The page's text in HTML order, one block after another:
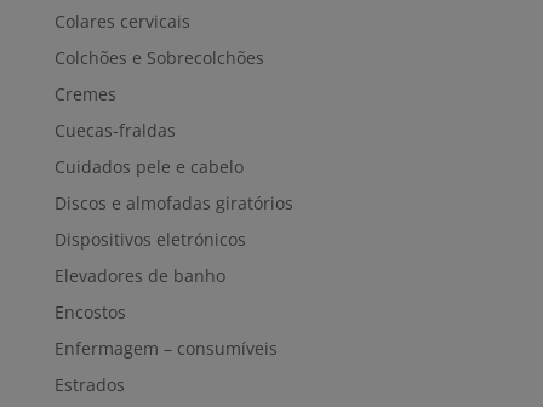
Colares cervicais
Colchões e Sobrecolchões
Cremes
Cuecas-fraldas
Cuidados pele e cabelo
Discos e almofadas giratórios
Dispositivos eletrónicos
Elevadores de banho
Encostos
Enfermagem – consumíveis
Estrados